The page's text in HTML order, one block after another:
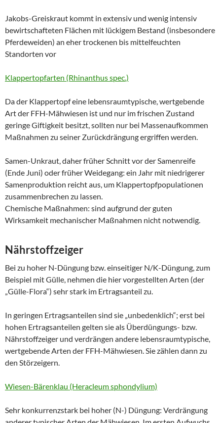
Jakobs-Greiskraut kommt in extensiv und wenig intensiv
bewirtschafteten Flächen mit lückigem Bestand (insbesondere
Pferdeweiden) an eher trockenen bis mittelfeuchten
Standorten vor
Klappertopfarten (Rhinanthus spec.)
Da der Klappertopf eine lebensraumtypische, wertgebende
Art der FFH-Mähwiesen ist und nur im frischen Zustand
geringe Giftigkeit besitzt, sollten nur bei Massenaufkommen
Maßnahmen zu seiner Zurückdrängung ergriffen werden.
Samen-Unkraut, daher früher Schnitt vor der Samenreife
(Ende Juni) oder früher Weidegang: ein Jahr mit niedrigerer
Samenproduktion reicht aus, um Klappertopfpopulationen
zusammenbrechen zu lassen.
Chemische Maßnahmen: sind aufgrund der guten
Wirksamkeit mechanischer Maßnahmen nicht notwendig.
Nährstoffzeiger
Bei zu hoher N-Düngung bzw. einseitiger N/K-Düngung, zum
Beispiel mit Gülle, nehmen die hier vorgestellten Arten (der
„Gülle-Flora“) sehr stark im Ertragsanteil zu.
In geringen Ertragsanteilen sind sie „unbedenklich“; erst bei
hohen Ertragsanteilen gelten sie als Überdüngungs- bzw.
Nährstoffzeiger und verdrängen andere lebensraumtypische,
wertgebende Arten der FFH-Mähwiesen. Sie zählen dann zu
den Störzeigern.
Wiesen-Bärenklau (Heracleum sphondylium)
Sehr konkurrenzstark bei hoher (N-) Düngung: Verdrängung